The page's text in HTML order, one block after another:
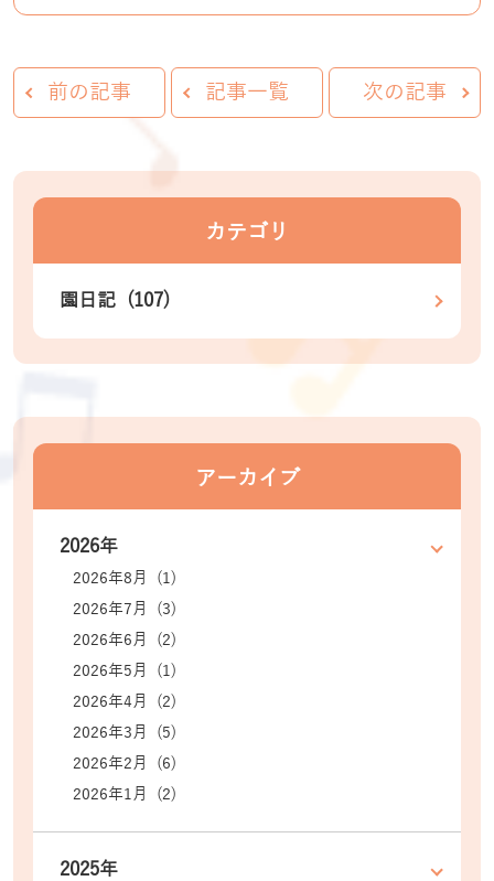
前の記事 記事一覧 次の記事
カテゴリ
園日記 (107)
アーカイブ
2026年
2026年8月 (1)
2026年7月 (3)
2026年6月 (2)
2026年5月 (1)
2026年4月 (2)
2026年3月 (5)
2026年2月 (6)
2026年1月 (2)
2025年